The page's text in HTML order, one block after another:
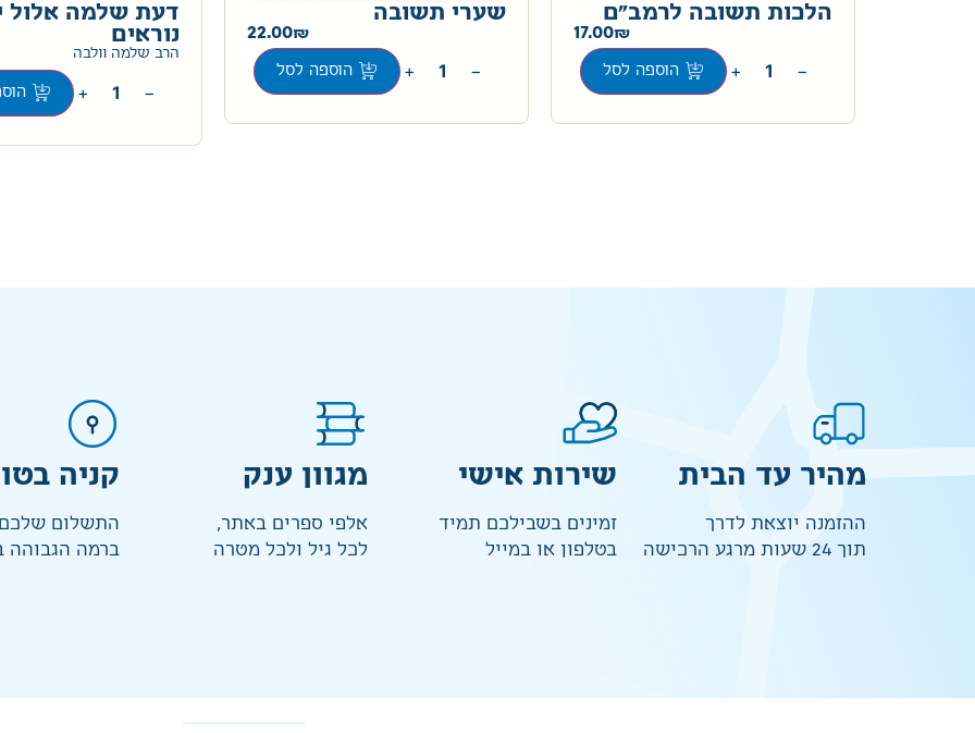
הלכות תשובה לרמב"ם
17.00
−
+ הוספה לסל
שערי תשובה
22.00
−
+ הוספה לסל
דעת שלמה אלול
נוראים
הרב שלמה וולבה
−
+
מהיר עד הבית
ההזמנה יוצאת לדרך
תוך 24 שעות מרגע הרכישה
שירות אישי
זמינים בשבילכם תמיד
בטלפון או במייל
מגוון ענק
אלפי ספרים באתר,
לכל גיל ולכל מטרה
קניה
התשלום
ברמה הגבוהה